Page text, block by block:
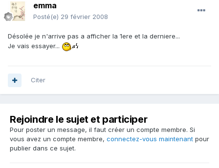
emma
Posté(e) 29 février 2008
Désolée je n'arrive pas a afficher la 1ere et la derniere...
Je vais essayer...
Citer
Rejoindre le sujet et participer
Pour poster un message, il faut créer un compte membre. Si
vous avez un compte membre, connectez-vous maintenant pour
publier dans ce sujet.